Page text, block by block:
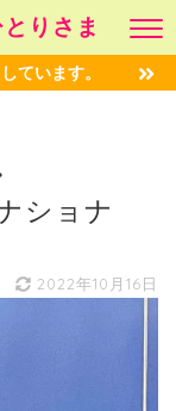
りさま
ています。
ショナ
2022年10月16日